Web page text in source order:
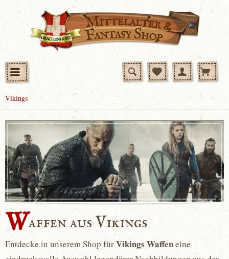
Vikings
Waffen aus Vikings
Entdecke in unserem Shop fürVikings Waffeneine